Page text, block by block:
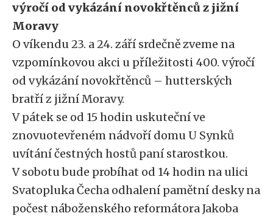
výročí od vykázání novokřtěnců z jižní
Moravy
O víkendu 23. a 24. září srdečně zveme na
vzpomínkovou akci u příležitosti 400. výročí
od vykázání novokřtěnců – hutterských
bratří z jižní Moravy.
V pátek se od 15 hodin uskuteční ve
znovuotevřeném nádvoří domu U Synků
uvítání čestných hostů paní starostkou.
V sobotu bude probíhat od 14 hodin na ulici
Svatopluka Čecha odhalení pamětní desky na
počest náboženského reformátora Jakoba